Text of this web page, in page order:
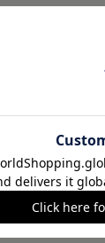
イベント